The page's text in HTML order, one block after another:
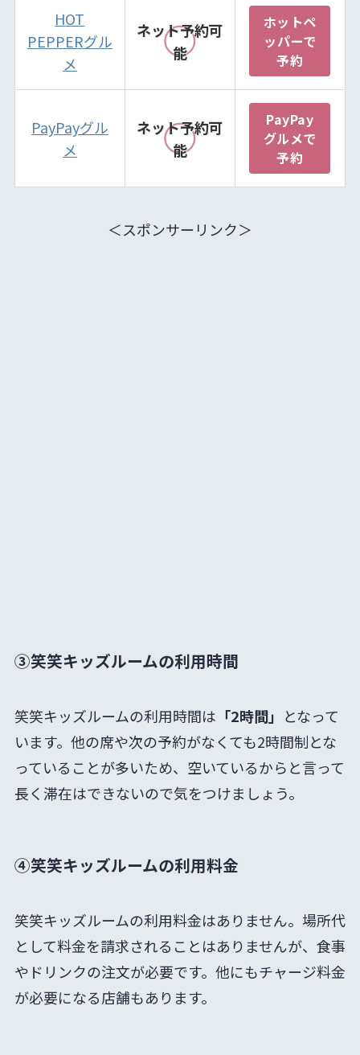
HOT
PEPPERグル
メ
ネット予約可
能
ホットペ
ッパーで
予約
PayPayグル
メ
ネット予約可
能
PayPay
グルメで
予約
＜スポンサーリンク＞
③笑笑キッズルームの利用時間
笑笑キッズルームの利用時間は 「2時間」 となって
います。他の席や次の予約がなくても2時間制とな
っていることが多いため、空いているからと言って
長く滞在はできないので気をつけましょう。
④笑笑キッズルームの利用料金
笑笑キッズルームの利用料金はありません。場所代
として料金を請求されることはありませんが、食事
やドリンクの注文が必要です。他にもチャージ料金
が必要になる店舗もあります。